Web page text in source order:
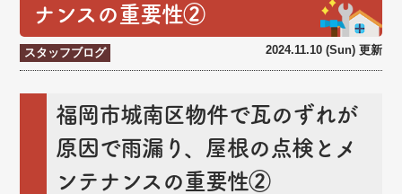
ナンスの重要性②
スタッフブログ 2024.11.10 (Sun) 更新
福岡市城南区物件で瓦のずれが
原因で雨漏り、屋根の点検とメ
ンテナンスの重要性②